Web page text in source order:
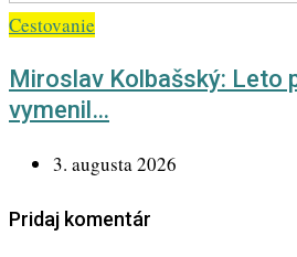
Cestovanie
Miroslav Kolbašský: Leto
vymenil…
3. augusta 2026
Pridaj komentár